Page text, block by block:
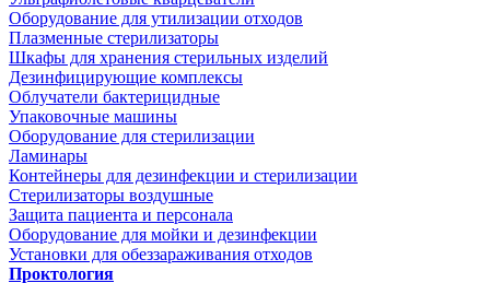
Оборудование для утилизации отходов
Плазменные стерилизаторы
Шкафы для хранения стерильных изделий
Дезинфицирующие комплексы
Облучатели бактерицидные
Упаковочные машины
Оборудование для стерилизации
Ламинары
Контейнеры для дезинфекции и стерилизации
Стерилизаторы воздушные
Защита пациента и персонала
Оборудование для мойки и дезинфекции
Установки для обеззараживания отходов
Проктология